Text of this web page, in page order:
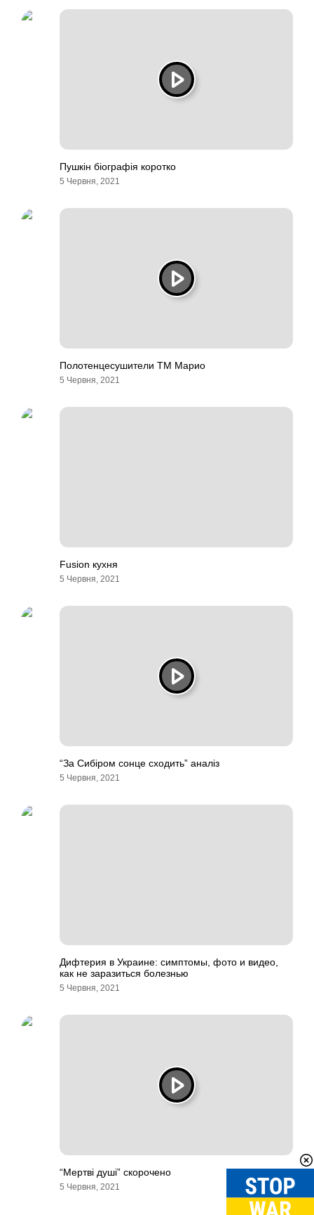
Пушкін біографія коротко
5 Червня, 2021
Полотенцесушители ТМ Марио
5 Червня, 2021
Fusion кухня
5 Червня, 2021
“За Сибіром сонце сходить” аналіз
5 Червня, 2021
Дифтерия в Украине: симптомы, фото и видео,
как не заразиться болезнью
5 Червня, 2021
“Мертві душі” скорочено
5 Червня, 2021